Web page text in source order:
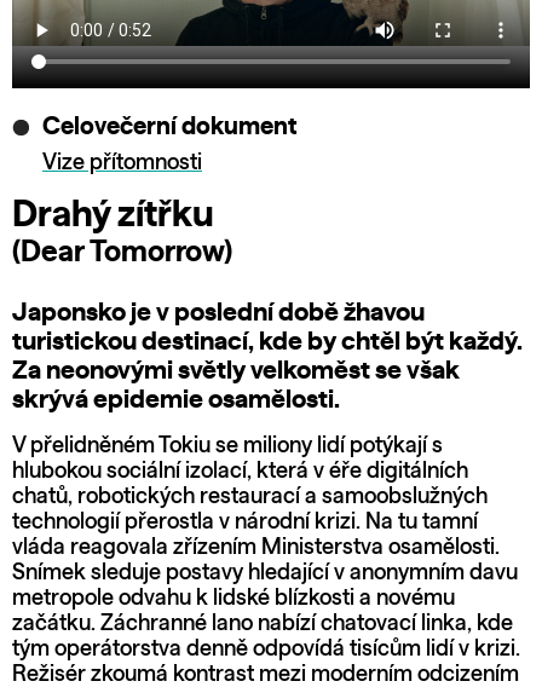
Celovečerní dokument
Vize přítomnosti
Drahý zítřku
(Dear Tomorrow)
Japonsko je v poslední době žhavou
turistickou destinací, kde by chtěl být každý.
Za neonovými světly velkoměst se však
skrývá epidemie osamělosti.
V přelidněném Tokiu se miliony lidí potýkají s
hlubokou sociální izolací, která v éře digitálních
chatů, robotických restaurací a samoobslužných
technologií přerostla v národní krizi. Na tu tamní
vláda reagovala zřízením Ministerstva osamělosti.
Snímek sleduje postavy hledající v anonymním davu
metropole odvahu k lidské blízkosti a novému
začátku. Záchranné lano nabízí chatovací linka, kde
tým operátorstva denně odpovídá tisícům lidí v krizi.
Režisér zkoumá kontrast mezi moderním odcizením